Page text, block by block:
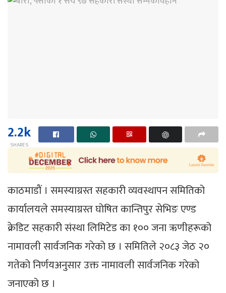
2.2k
SHARES
काठमाडाैं । समस्याग्रस्त सहकारी व्यवस्थापन समितिको
कार्यालयले समस्याग्रस्त घोषित कान्तिपुर सेभिङ एण्ड
क्रेडिट सहकारी संस्था लिमिटेड का १०० जना ऋणीहरूको
नामावली सार्वजनिक गरेको छ । समितिले २०८३ जेठ २०
गतेको निर्णयअनुसार उक्त नामावली सार्वजनिक गरेको
जनाएको छ ।